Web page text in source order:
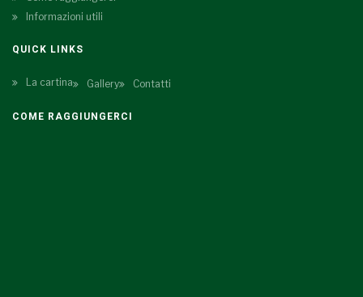
Informazioni utili
QUICK LINKS
La cartina Gallery Contatti
COME RAGGIUNGERCI